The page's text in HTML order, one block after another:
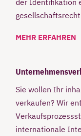
der Identifikation
MEHR ERFAHREN
Sie wollen Ihr
verkaufen? Wir
internationale